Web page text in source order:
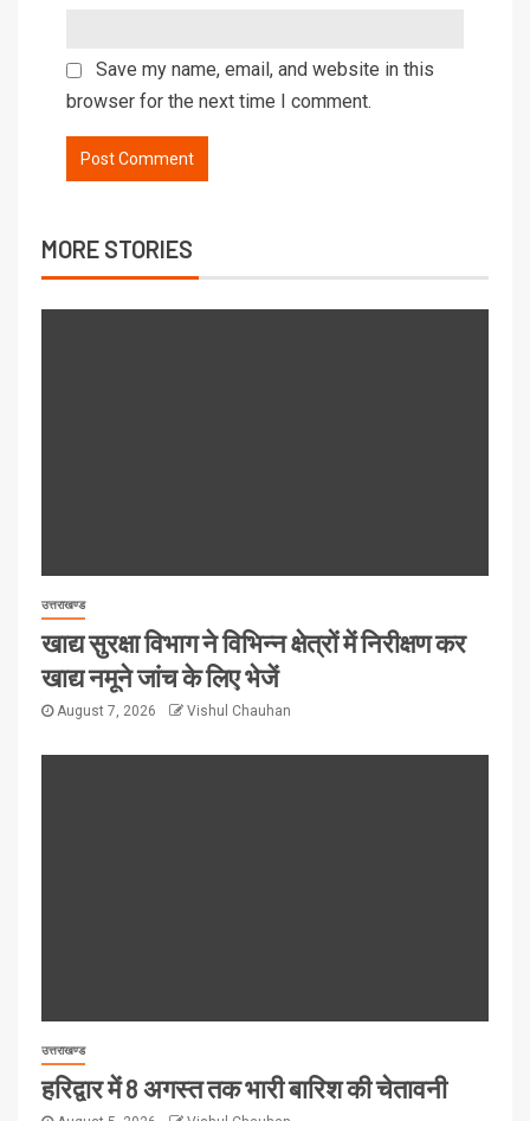
Save my name, email, and website in this
browser for the next time I comment.
MORE STORIES
उत्तराखण्ड
खाद्य सुरक्षा विभाग ने विभिन्न क्षेत्रों में निरीक्षण कर
खाद्य नमूने जांच के लिए भेजें
August 7, 2026 Vishul Chauhan
उत्तराखण्ड
हरिद्वार में 8 अगस्त तक भारी बारिश की चेतावनी